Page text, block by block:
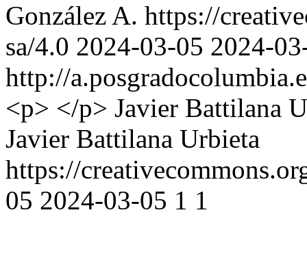
González A. https://
sa/4.0 2024-03-05 2024-
http://
<p> </p> Javier Battilana
Javier Battilana Urbieta
https://
05 2024-03-05 1 1